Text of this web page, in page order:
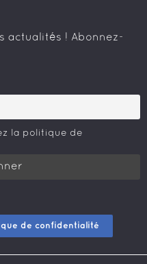
actualités ! Abonnez-
la politique de
de confidentialité